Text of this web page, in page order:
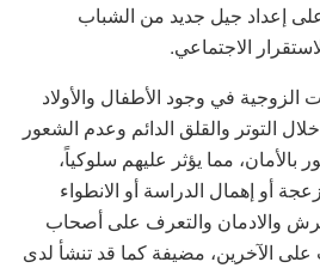
على إعداد جيل جديد من الشباب
الاجتماعي.
في وجود الأطفال والأولاد
التوتر والقلق الدائم وعدم الشعور
بالأمان، مما يؤثر عليهم سلوكياً،
أو إهمال الدراسة أو الانطواء
والادمان والتعرف على أصحاب
على الآخرين، مضيفة كما قد تنشأ لدى